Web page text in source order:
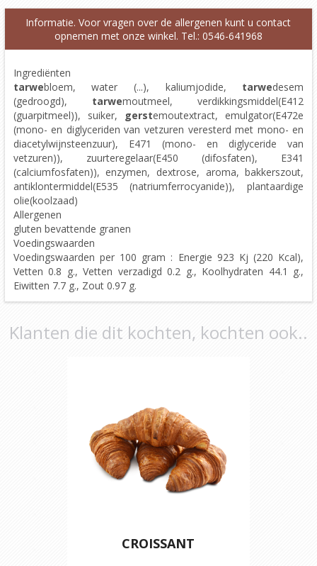
Informatie. Voor vragen over de allergenen kunt u contact
opnemen met onze winkel. Tel.: 0546-641968
Ingrediënten
tarwebloem, water (...), kaliumjodide, tarwedesem
(gedroogd), tarwemoutmeel, verdikkingsmiddel(E412
(guarpitmeel)), suiker,
gerstemoutextract, emulgator(E472e
(mono- en diglyceriden van vetzuren veresterd met mono- en
diacetylwijnsteenzuur), E471 (mono- en diglyceride van
vetzuren)), zuurteregelaar(E450 (difosfaten), E341
(calciumfosfaten)), enzymen, dextrose, aroma, bakkerszout,
antiklontermiddel(E535 (natriumferrocyanide)), plantaardige
olie(koolzaad)
Allergenen
gluten bevattende granen
Voedingswaarden
Voedingswaarden per 100 gram : Energie 923 Kj (220 Kcal),
Vetten 0.8 g., Vetten verzadigd 0.2 g., Koolhydraten 44.1 g.,
Eiwitten 7.7 g., Zout 0.97 g.
Klanten die dit kochten, kochten ook..
CROISSANT